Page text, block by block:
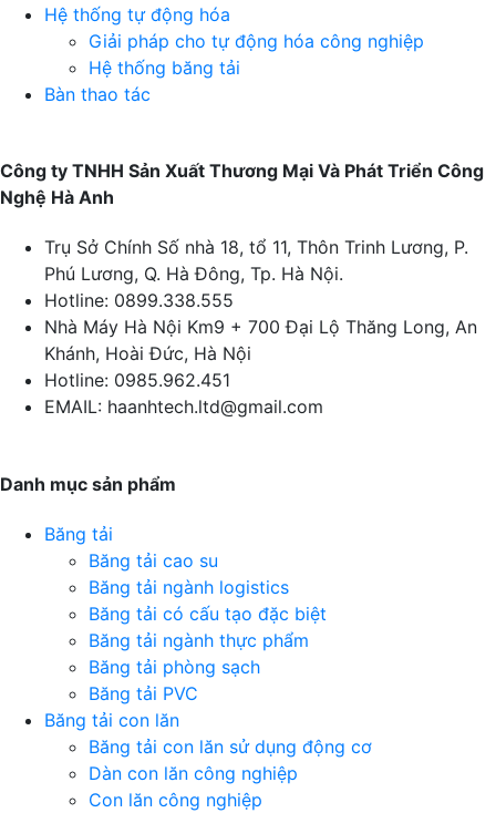
Hệ thống tự động hóa
Giải pháp cho tự động hóa công nghiệp
Hệ thống băng tải
Bàn thao tác
Công ty TNHH Sản Xuất Thương Mại Và Phát Triển Công
Nghệ Hà Anh
Trụ Sở Chính Số nhà 18, tổ 11, Thôn Trinh Lương, P.
Phú Lương, Q. Hà Đông, Tp. Hà Nội.
Hotline: 0899.338.555
Nhà Máy Hà Nội Km9 + 700 Đại Lộ Thăng Long, An
Khánh, Hoài Đức, Hà Nội
Hotline: 0985.962.451
EMAIL: haanhtech.ltd@gmail.com
Danh mục sản phẩm
Băng tải
Băng tải cao su
Băng tải ngành logistics
Băng tải có cấu tạo đặc biệt
Băng tải ngành thực phẩm
Băng tải phòng sạch
Băng tải PVC
Băng tải con lăn
Băng tải con lăn sử dụng động cơ
Dàn con lăn công nghiệp
Con lăn công nghiệp